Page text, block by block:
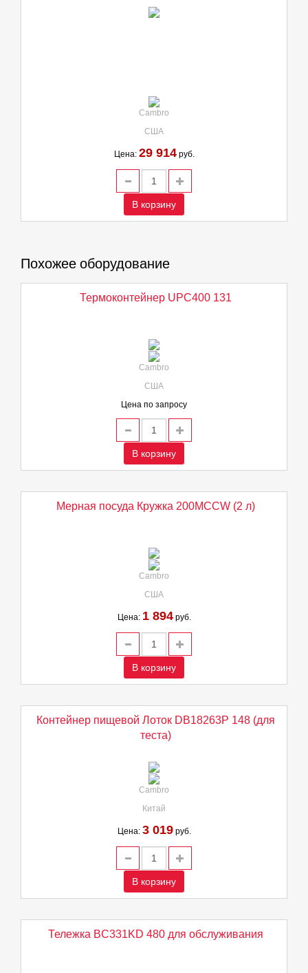
Cambro
США
Цена: 29 914руб.
В корзину
Похожее оборудование
Термоконтейнер UPC400 131
Cambro
США
Цена по запросу
В корзину
Мерная посуда Кружка 200MCCW (2 л)
Cambro
США
Цена: 1 894руб.
В корзину
Контейнер пищевой Лоток DB18263P 148 (для
теста)
Cambro
Китай
Цена: 3 019руб.
В корзину
Тележка BC331KD 480 для обслуживания